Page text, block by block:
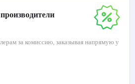
за комиссию, заказывая напрямую у